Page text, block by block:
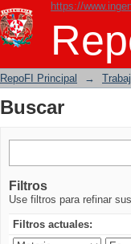
https://
Buscar
RepoFI Principal →
Buscar
Filtros
Use filtros para refinar
Filtros actuales: